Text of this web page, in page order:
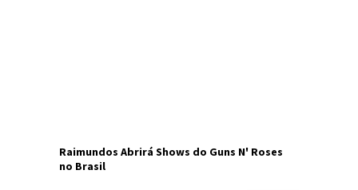
Raimundos Abrirá Shows do Guns N' Roses
no Brasil